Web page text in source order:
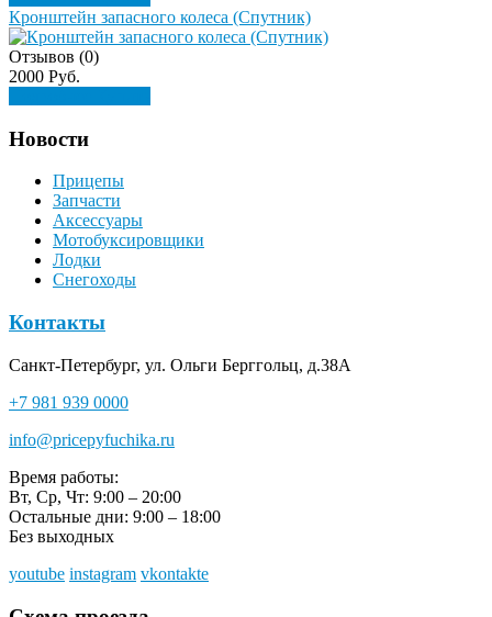
Кронштейн запасного колеса (Спутник)
Отзывов (0)
2000 Руб.
Новости
Прицепы
Запчасти
Аксессуары
Мотобуксировщики
Лодки
Снегоходы
Контакты
Санкт-Петербург, ул. Ольги Берггольц, д.38А
+7 981 939 0000
info@pricepyfuchika.ru
Время работы:
Вт, Ср, Чт: 9:00 – 20:00
Остальные дни: 9:00 – 18:00
Без выходных
youtube instagram vkontakte